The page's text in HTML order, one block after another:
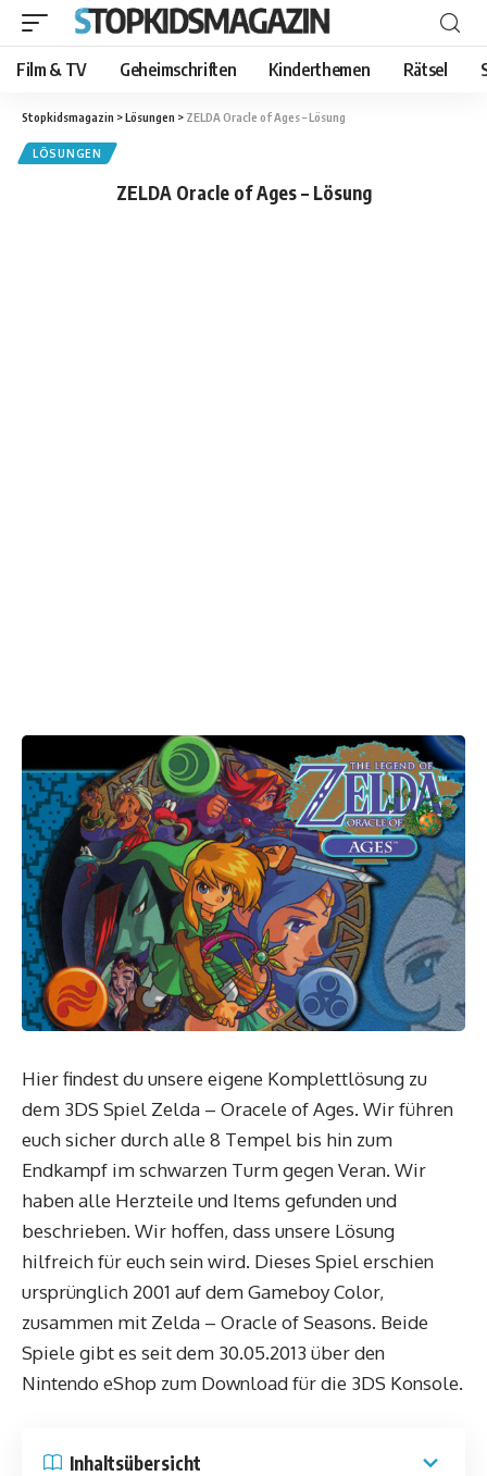
Film & TV Geheimschriften Kinderthemen Rätsel
Stopkidsmagazin >Lösungen > ZELDA Oracle of Ages – Lösung
LÖSUNGEN
ZELDA Oracle of Ages – Lösung
Hier findest du unsere eigene Komplettlösung zu
dem 3DS Spiel Zelda – Oracele of Ages. Wir führen
euch sicher durch alle 8 Tempel bis hin zum
Endkampf im schwarzen Turm gegen Veran. Wir
haben alle Herzteile und Items gefunden und
beschrieben. Wir hoffen, dass unsere Lösung
hilfreich für euch sein wird. Dieses Spiel erschien
ursprünglich 2001 auf dem Gameboy Color,
zusammen mit Zelda – Oracle of Seasons. Beide
Spiele gibt es seit dem 30.05.2013 über den
Nintendo eShop zum Download für die 3DS Konsole.
Inhaltsübersicht